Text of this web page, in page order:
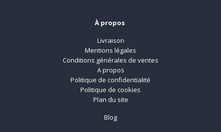
À propos
Livraison
Mentions légales
Conditions générales de ventes
A propos
Politique de confidentialité
Politique de cookies
Plan du site
Blog